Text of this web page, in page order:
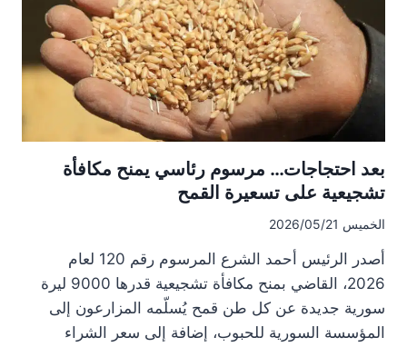
درعا
بعد احتجاجات… مرسوم رئاسي يمنح مكافأة
تشجيعية على تسعيرة القمح
الخميس 2026/05/21
أصدر الرئيس أحمد الشرع المرسوم رقم 120 لعام
2026، القاضي بمنح مكافأة تشجيعية قدرها 9000 ليرة
سورية جديدة عن كل طن قمح يُسلّمه المزارعون إلى
المؤسسة السورية للحبوب، إضافة إلى سعر الشراء